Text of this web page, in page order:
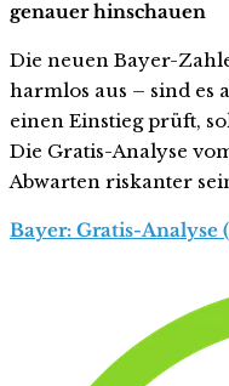
genauer hinschauen
Die neuen Bayer-
harmlos aus – sind es
einen Einstieg prüft,
Die Gratis-Analyse
Abwarten riskanter
Bayer: Gratis-Analyse